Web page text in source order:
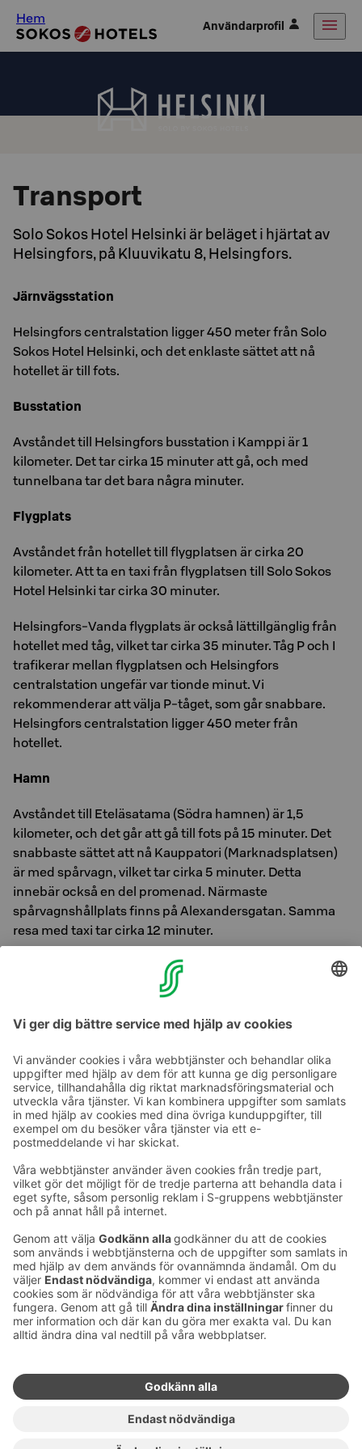
Hem Användarprofil
Transport
Solo Sokos Hotel Helsinki är beläget i hjärtat av
Helsingfors, på Kluuvikatu 8, Helsingfors.
Järnvägsstation
Helsingfors centralstation ligger 450 meter från Solo
Sokos Hotel Helsinki, och det enklaste sättet att nå
hotellet är till fots.
Busstation
Avståndet till Helsingfors busstation i Kamppi är 1
kilometer. Det tar cirka 15 minuter att gå, och med
tunnelbana tar det bara några minuter.
Flygplats
Avståndet från hotellet till flygplatsen är cirka 20
kilometer. Att ta en taxi från flygplatsen till Solo Sokos
Hotel Helsinki tar cirka 30 minuter.
Helsingfors-Vanda flygplats är också lättillgänglig från
hotellet med tåg, vilket tar cirka 35 minuter. Tåg P och I
trafikerar mellan flygplatsen och Helsingfors
centralstation ungefär var tionde minut. Vi
rekommenderar att välja P-tåget, som går snabbare.
Helsingfors centralstation ligger 450 meter från
hotellet.
Hamn
Avståndet till Eteläsatama (Södra hamnen) är 1,5
kilometer, och det går att gå till fots på 15 minuter. Det
snabbaste sättet att nå Kauppatori (Marknadsplatsen)
är med spårvagn, vilket tar cirka 5 minuter. Detta
innebär också en del promenad. Närmaste
spårvagnshållplats finns på Alexandersgatan. Samma
resa med taxi tar cirka 12 minuter.
För att nå Länsisatama (Västra hamnen) är det enklast
med spårvagn, vilket tar cirka 15 minuter. Närmaste
cirka 25 minuter.
Ta kontakt
Kontaktuppgifter till hotellen
Feedback
Ge feedback
Sokos Hotels nyhetsbrev
nyhetsbrev
Du får Sokos Hotellens senaste
förmåner och nyheter till din e-
post varje månad.
Utmärkelser och certifikat
Sokos Hotels i sociala medier
Sokos
Hotels på
Sokos
Hotels på
Sokos
Hotels
på
Sokos
Hotels i
Linkedin